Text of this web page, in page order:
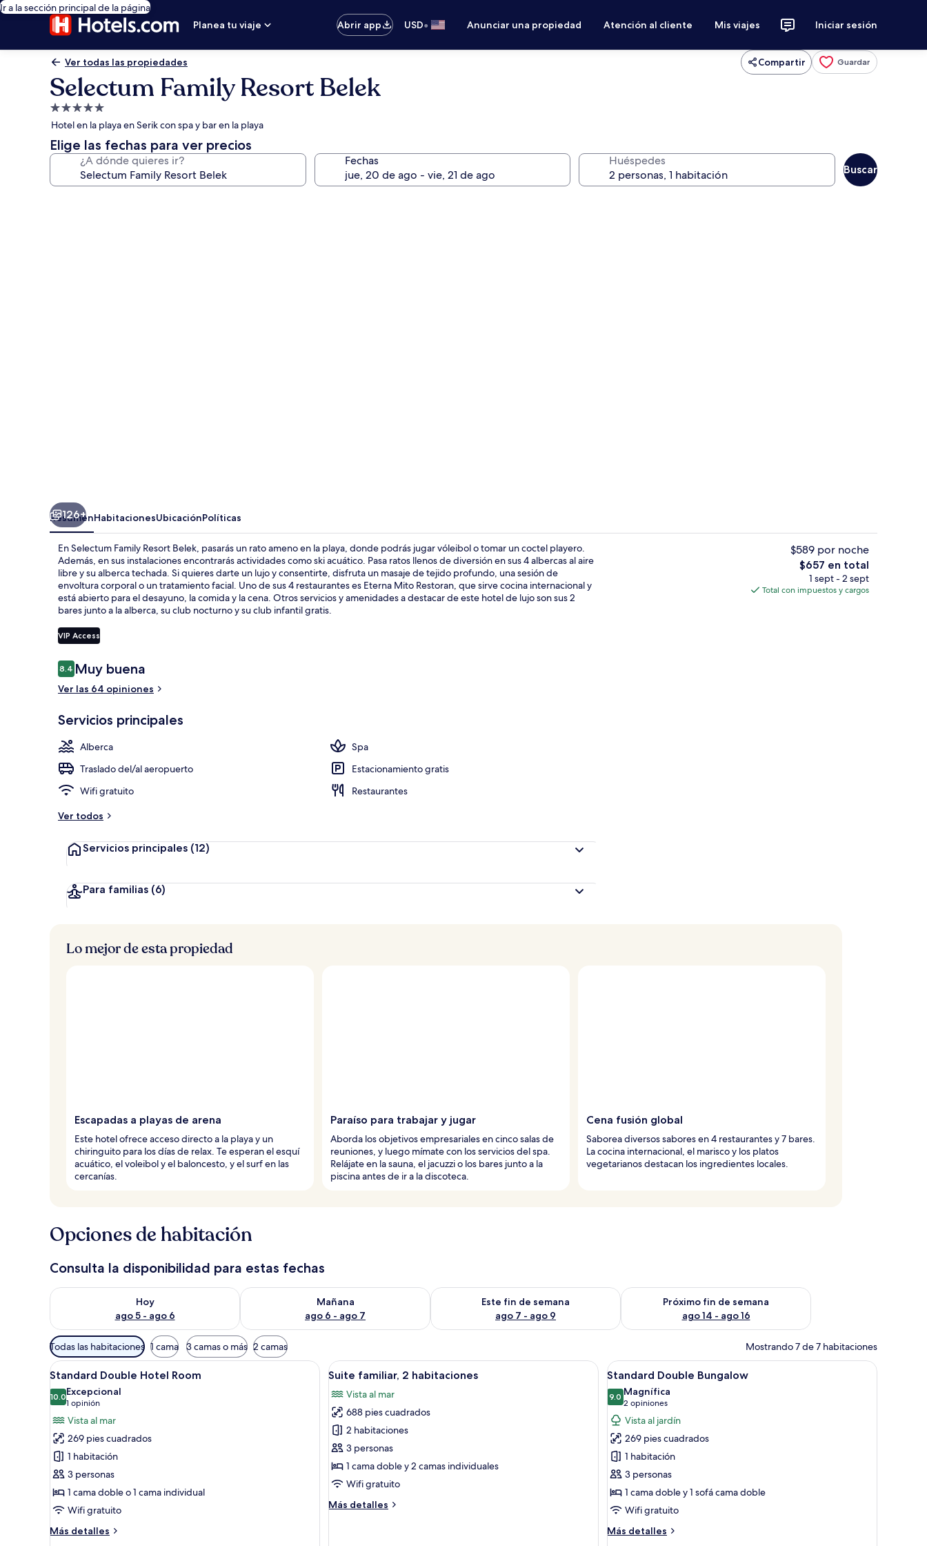
Ir a la sección principal de la página
Planea tu viaje
Abrir app USD• Anunciar una propiedad Atención al cliente Mis viajes Iniciar sesión
Ver todas las propiedades Compartir Guardar
Selectum Family Resort Belek
Propiedad
de
5.0
estrellas
Hotel en la playa en Serik con spa y bar en la playa
Elige las fechas para ver precios
¿A dónde quieres ir? Fechas Huéspedes
Buscar
Botes de remos 7 bares o lounges, 2 bares junto a la
126+
ResumenHabitacionesUbicaciónPolíticas
En Selectum Family Resort Belek, pasarás un rato ameno en la playa, donde podrás jugar vóleibol o tomar un coctel playero.
Además, en sus instalaciones encontrarás actividades como ski acuático. Pasa ratos llenos de diversión en sus 4 albercas al aire
libre y su alberca techada. Si quieres darte un lujo y consentirte, disfruta un masaje de tejido profundo, una sesión de
envoltura corporal o un tratamiento facial. Uno de sus 4 restaurantes es Eterna Mito Restoran, que sirve cocina internacional y
está abierto para el desayuno, la comida y la cena. Otros servicios y amenidades a destacar de este hotel de lujo son sus 2
bares junto a la alberca, su club nocturno y su club infantil gratis.
VIP Access
Opiniones
8.48.4 de 10,
Muy buena
Ver las 64 opiniones
Servicios principales
Alberca
Spa
Traslado del/al aeropuerto
Estacionamiento gratis
Wifi gratuito
Restaurantes
Ver todos
Servicios principales (12)
Para familias (6)
$589 por noche
El
precio
total
$657 en total
1 sept - 2 sept
Total con impuestos y cargos
Lo mejor de esta propiedad
Escapadas a playas de arena
Este hotel ofrece acceso directo a la playa y un
chiringuito para los días de relax. Te esperan el esquí
acuático, el voleibol y el baloncesto, y el surf en las
cercanías.
Paraíso para trabajar y jugar
Aborda los objetivos empresariales en cinco salas de
reuniones, y luego mímate con los servicios del spa.
Relájate en la sauna, el jacuzzi o los bares junto a la
piscina antes de ir a la discoteca.
Cena fusión global
Saborea diversos sabores en 4 restaurantes y 7 bares.
La cocina internacional, el marisco y los platos
vegetarianos destacan los ingredientes locales.
Opciones de habitación
Consulta la disponibilidad para estas fechas
Hoy
ago 5 - ago 6
Consulta la disponibilidad para hoy ago 5 - ago 6
Mañana
ago 6 - ago 7
Consulta la disponibilidad para mañana ago 6 - ago 7
Este fin de semana
ago 7 - ago 9
Consulta la disponibilidad para este fin de semana ago 7 - ago 9
Próximo fin de semana
ago 14 - ago 16
Consulta la disponibilidad para el próximo fin de semana ago
Filtros
disponibles
para
las
habitaciones
Todas las habitaciones 1 cama 3 camas o más 2 camas Mostrando 7 de 7 habitaciones
Abrir
todas
las
fotos
de
Standard
Double
Hotel
Room
Artículos del minibar gratis y caja de seguridad en la habitación
8
Standard Double Hotel Room
10.010.0 de 10
Excepcional
1 opinión
(1
opinión)
Vista al mar
269 pies cuadrados
1 habitación
3 personas
1 cama doble o 1 cama individual
Wifi gratuito
Más detalles
Más
Abrir
todas
las
fotos
de
Suite
familiar,
2
habitaciones
Un comedor moderno con una mesa de madera, sillas tapizadas en verde y un jarrón con flores.
10
Suite familiar, 2 habitaciones
Vista al mar
688 pies cuadrados
2 habitaciones
3 personas
1 cama doble y 2 camas individuales
Wifi gratuito
Más detalles
Más
Abrir
todas
las
fotos
de
Standard
Double
Bungalow
Una habitación de hotel con una cama bien
13
Standard Double Bungalow
9.09.0 de 10
Magnífica
2 opiniones
(2
opiniones)
Vista al jardín
269 pies cuadrados
1 habitación
3 personas
1 cama doble y 1 sofá cama doble
Wifi gratuito
Más detalles
Más